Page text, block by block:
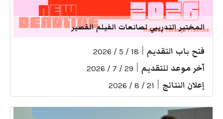
المختبر التدريبي لصانعات الفيلم القصير
فتح باب التقديم 18 / 5 / 2026
آخر موعد للتقديم 29 / 7 / 2026
إعلان النتائج 21 / 8 / 2026